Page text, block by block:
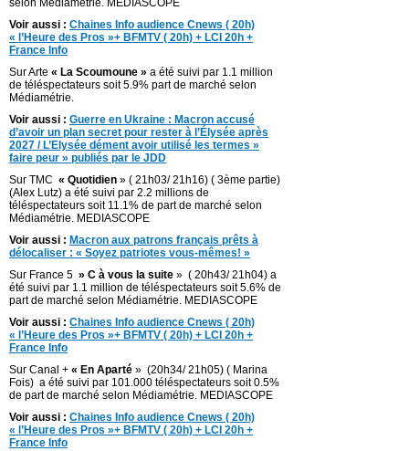
selon Médiamétrie. MEDIASCOPE
Voir aussi : Chaines Info audience Cnews ( 20h)
« l’Heure des Pros »+ BFMTV ( 20h) + LCI 20h +
France Info
Sur Arte « La Scoumoune » a été suivi par 1.1 million
de téléspectateurs soit 5.9% part de marché selon
Médiamétrie.
Voir aussi : Guerre en Ukraine : Macron accusé
d’avoir un plan secret pour rester à l’Élysée après
2027 / L’Elysée dément avoir utilisé les termes »
faire peur » publiés par le JDD
Sur TMC « Quotidien » ( 21h03/ 21h16) ( 3ème partie)
(Alex Lutz) a été suivi par 2.2 millions de
téléspectateurs soit 11.1% de part de marché selon
Médiamétrie. MEDIASCOPE
Voir aussi : Macron aux patrons français prêts à
délocaliser : « Soyez patriotes vous-mêmes! »
Sur France 5 » C à vous la suite » ( 20h43/ 21h04) a
été suivi par 1.1 million de téléspectateurs soit 5.6% de
part de marché selon Médiamétrie. MEDIASCOPE
Voir aussi : Chaines Info audience Cnews ( 20h)
« l’Heure des Pros »+ BFMTV ( 20h) + LCI 20h +
France Info
Sur Canal + « En Aparté » (20h34/ 21h05) ( Marina
Fois) a été suivi par 101.000 téléspectateurs soit 0.5%
de part de marché selon Médiamétrie. MEDIASCOPE
Voir aussi : Chaines Info audience Cnews ( 20h)
« l’Heure des Pros »+ BFMTV ( 20h) + LCI 20h +
France Info